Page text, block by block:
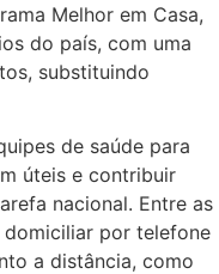
Melhor em Casa,
do país, com uma
substituindo
de saúde para
úteis e contribuir
nacional. Entre as
por telefone
a distância, como